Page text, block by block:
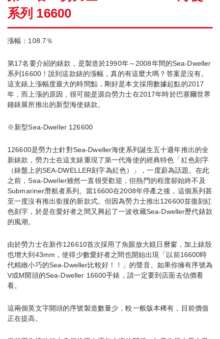
系列 16600
漲幅：108.7％
第17名要介紹的錶款，是製造於1990年～2008年間的Sea-Dweller
系列16600！說到這款錶的漲幅，真的有這麼大嗎？答案是沒有。
這支錶上漲幅度最大的時間點，剛好是本文採用數據起點的2017
年，而上漲的原因，很可能是源自勞力士在2017年時於巴塞爾世界
鐘錶展所推出的新型海使錶款。
※新型Sea-Dweller 126600
126600是勞力士針對Sea-Dweller海使系列誕生五十週年推出的全
新錶款，勞力士在這支錶重現了第一代海使的經典特色「紅色刻字
（錶盤上的SEA-DWELLER刻字為紅色）」，一度蔚為話題。在此
之前，Sea-Dweller雖然一直很受歡迎，但熱門的程度卻始終不及
Submariner潛航者系列。當16600在2008年停產之後，這個系列甚
至一度沒有推出銜接的新款式。但因為勞力士推出126600並復刻紅
色刻字，於是在愛好者之間又興起了一波收藏Sea-Dweller歷代錶款
的風潮。
由於勞力士在新作126610首次採用了魚眼放大鏡日曆窗，加上錶殼
也增大到43mm，使得少數愛好者之間也開始出現「以前16600時
代精緻小巧的Sea-Dweller比較好！！」的聲音。如果你擁有序號為
V或M開頭的Sea-Dweller 16600手錶，請一定要到店面去估價看
看。
這兩個英文字開頭的序號製造數量少，較一般版本稀有，目前價值
正在提高。